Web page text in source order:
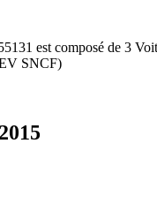
est composé de 3
SNCF)